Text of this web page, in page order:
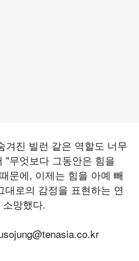
겨진 빌런 같은 역할도 너무
"무엇보다 그동안은 힘을
문에, 이제는 힘을 아예 빼
로의 감정을 표현하는 연
망했다.